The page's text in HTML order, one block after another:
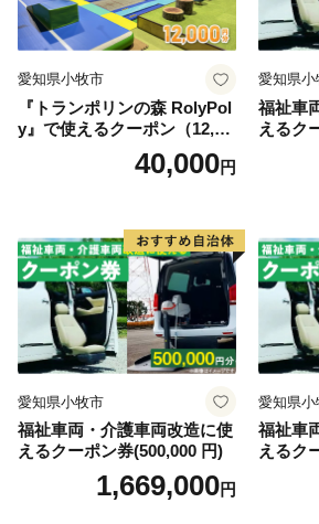
愛知県小牧市
『トランポリンの森 RolyPol
y』で使えるクーポン（12,00
40,000円
愛知県小
福祉車
えるク
愛知県小牧市
福祉車両・介護車両改造に使
えるクーポン券(500,000 円)
1,669,000円
愛知県小
福祉車
えるク